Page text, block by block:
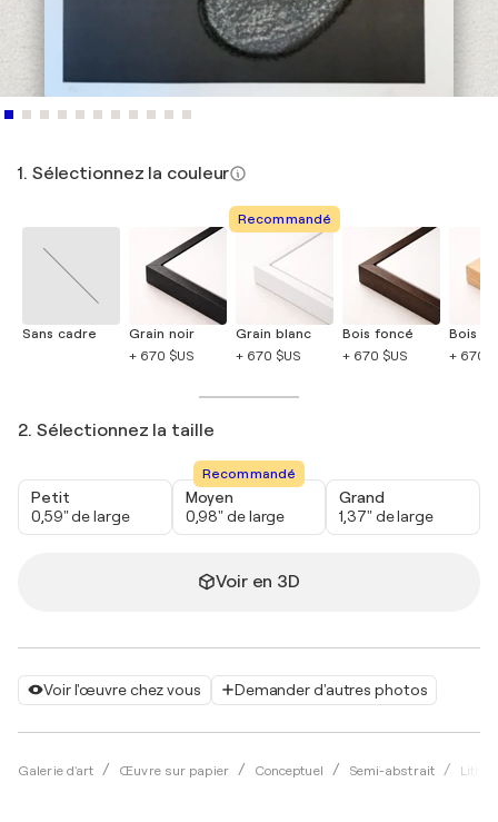
Voir l'œuvre chez vous Demander d'autres photos
Galerie d'art Œuvre sur papier Conceptuel Semi-abstrait
1. Sélectionnez la couleur
Sans cadre
Grain noir
+ 670 $US
Recommandé
Grain blanc
+ 670 $US
Bois foncé
+ 670 $US
Bois
+ 670
2. Sélectionnez la taille
Petit
0,59" de large
Recommandé
Moyen
0,98" de large
Grand
1,37" de large
Voir en 3D